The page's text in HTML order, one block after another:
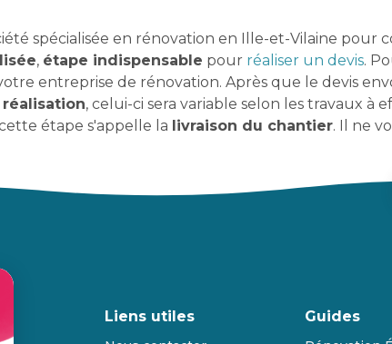
spécialisée en rénovation en Ille-et-Vilaine pour
, étape indispensable pour réaliser un devis.
entreprise de rénovation. Après que le devis
, celui-ci sera variable selon les travaux à
étape s'appelle la livraison du chantier. Il ne
Liens utiles Guides